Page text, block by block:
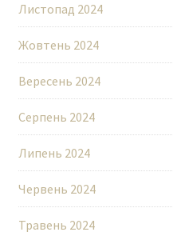
Листопад 2024
Жовтень 2024
Вересень 2024
Серпень 2024
Липень 2024
Червень 2024
Травень 2024